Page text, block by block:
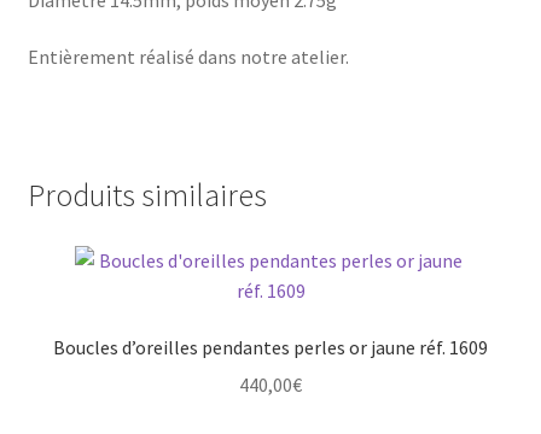
Entièrement réalisé dans notre atelier.
Produits similaires
Boucles d’oreilles pendantes perles or jaune réf. 1609
440,00€